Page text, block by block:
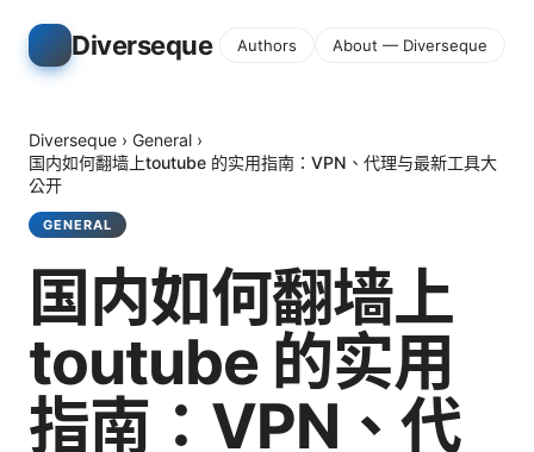
Diverseque Authors About — Diverseque
Diverseque › General ›
国内如何翻墙上toutube 的实用指南：VPN、代理与最新工具大
公开
GENERAL
国内如何翻墙上
toutube 的实用
指南：VPN、代